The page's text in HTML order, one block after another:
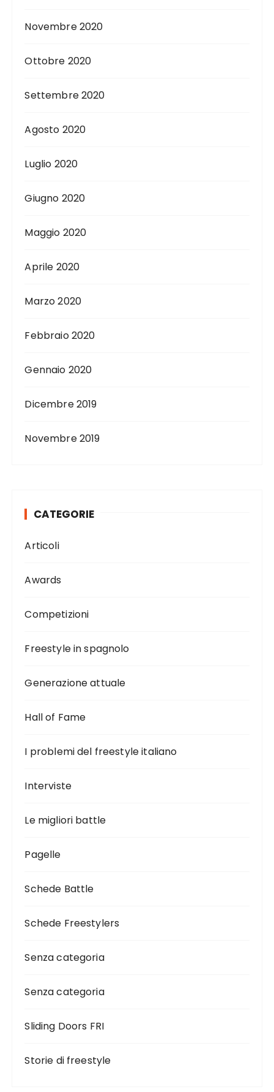
Novembre 2020
Ottobre 2020
Settembre 2020
Agosto 2020
Luglio 2020
Giugno 2020
Maggio 2020
Aprile 2020
Marzo 2020
Febbraio 2020
Gennaio 2020
Dicembre 2019
Novembre 2019
CATEGORIE
Articoli
Awards
Competizioni
Freestyle in spagnolo
Generazione attuale
Hall of Fame
I problemi del freestyle italiano
Interviste
Le migliori battle
Pagelle
Schede Battle
Schede Freestylers
Senza categoria
Senza categoria
Sliding Doors FRI
Storie di freestyle